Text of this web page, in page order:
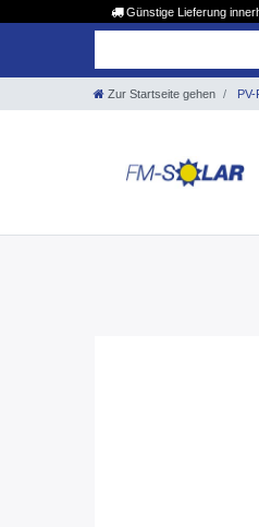
Günstige Lieferung
Zur Startseite gehen